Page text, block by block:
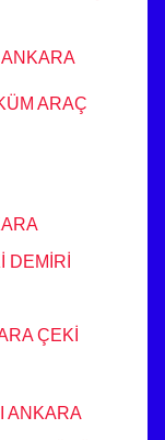
ARAÇ
DEMİRİ
ÇEKİ
ANKARA